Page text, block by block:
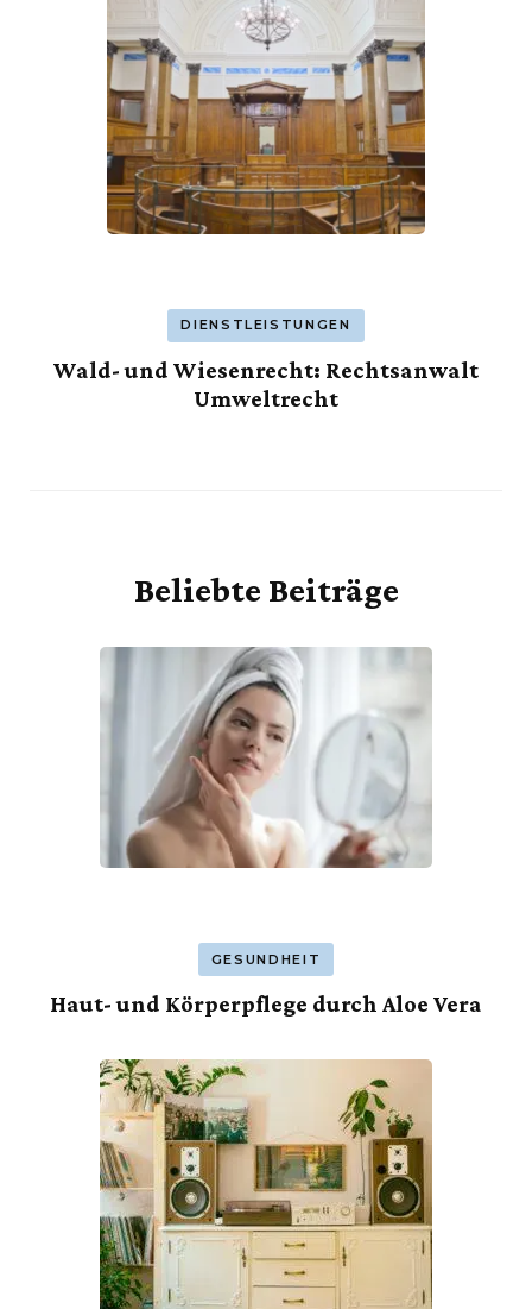
DIENSTLEISTUNGEN
Wald- und Wiesenrecht: Rechtsanwalt
Umweltrecht
Beliebte Beiträge
GESUNDHEIT
Haut- und Körperpflege durch Aloe Vera